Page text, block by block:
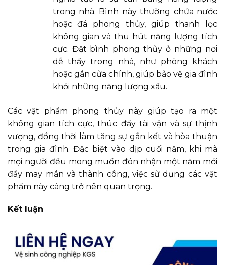
trong nhà. Bình này thường chứa nước
hoặc đá phong thủy, giúp thanh lọc
không gian và thu hút năng lượng tích
cực. Đặt bình phong thủy ở những nơi
dễ thấy trong nhà, như phòng khách
hoặc gần cửa chính, giúp bảo vệ gia đình
khỏi những năng lượng xấu.
Các vật phẩm phong thủy này giúp tạo ra một
không gian tích cực, thúc đẩy tài vận và sự thịnh
vượng, đồng thời làm tăng sự gắn kết và hòa thuận
trong gia đình. Đặc biệt vào dịp cuối năm, khi mà
mọi người đều mong muốn đón nhận một năm mới
đầy may mắn và thành công, việc sử dụng các vật
phẩm này càng trở nên quan trọng.
Kết luận